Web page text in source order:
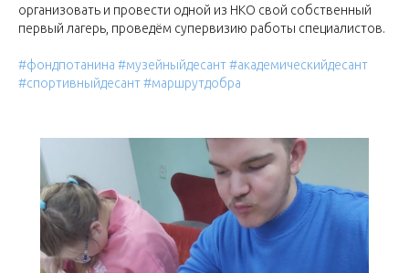
организовать и провести одной из НКО свой собственный
первый лагерь, проведём супервизию работы специалистов.
#фондпотанина #музейныйдесант#академическийдесант
#спортивныйдесант#маршрутдобра